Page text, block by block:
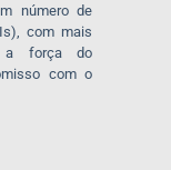
número de
com mais
a força do
com o